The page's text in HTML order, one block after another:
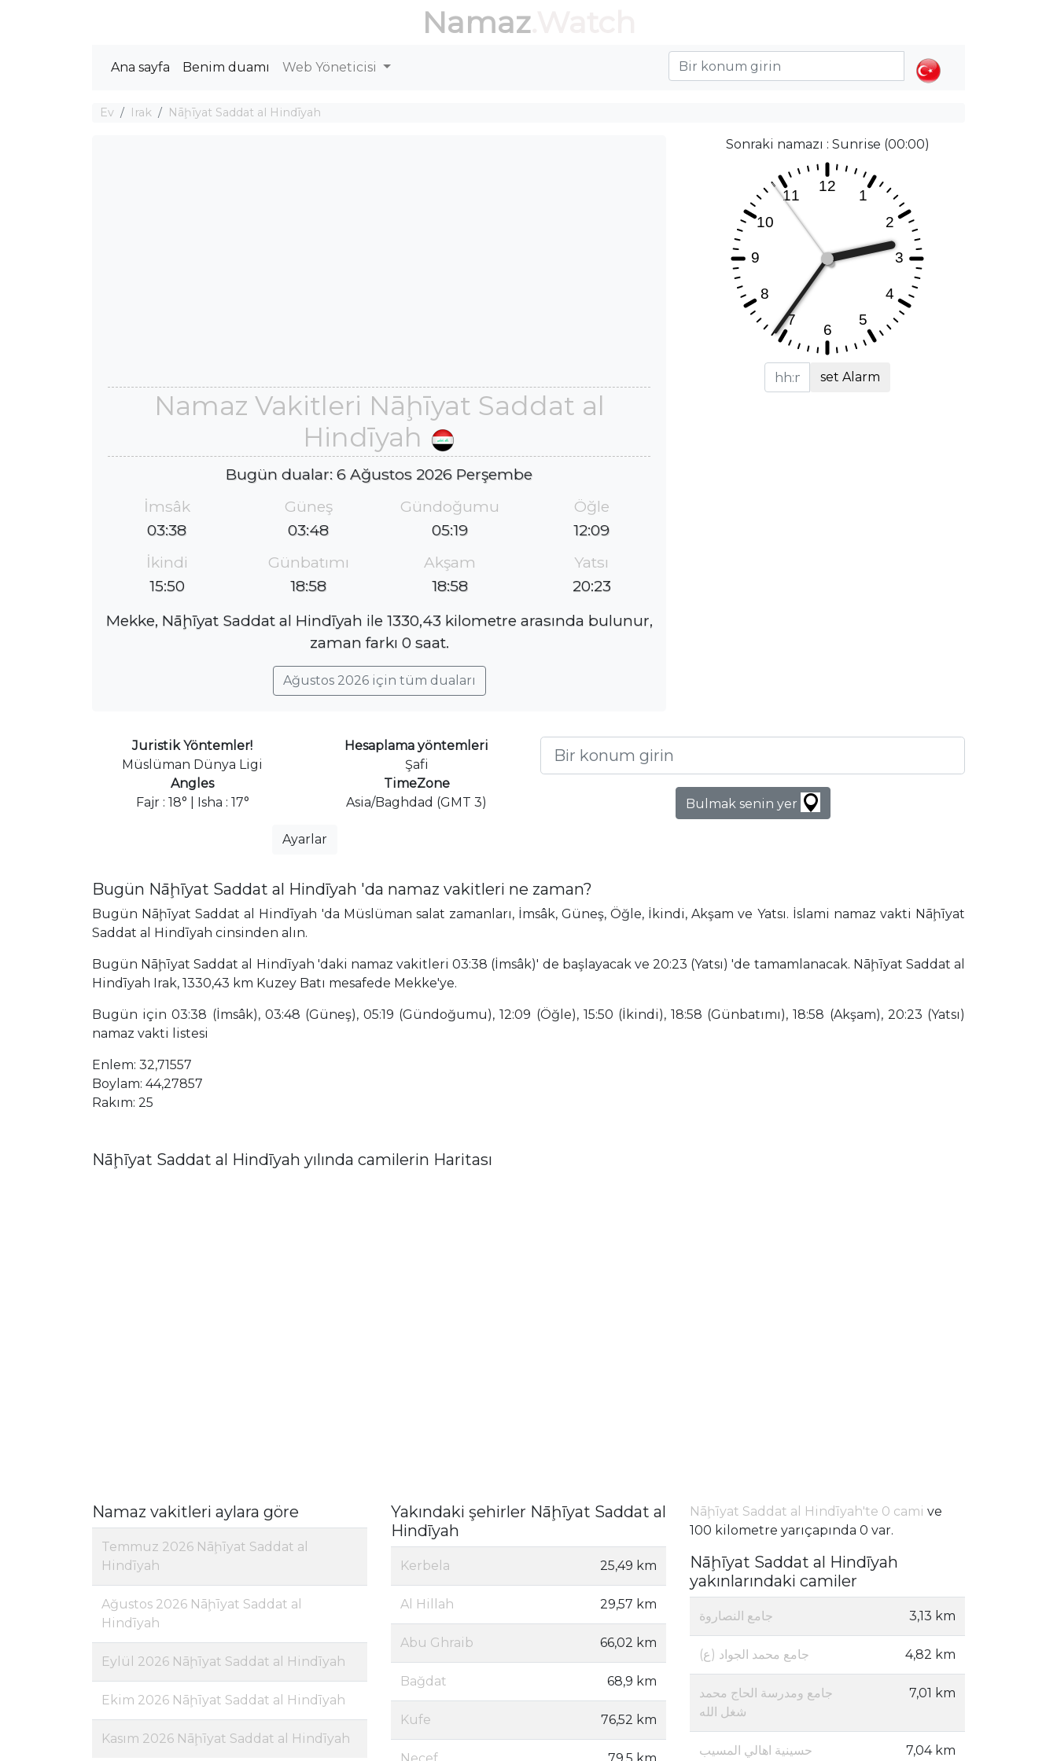
Namaz.Watch
Ana sayfa Benim duamı Web Yöneticisi
Ev Irak Nāḩīyat Saddat al Hindīyah
Namaz Vakitleri Nāḩīyat Saddat al
Hindīyah
Bugün dualar: 6 Ağustos 2026 Perşembe
İmsâk
03:38
Güneş
03:48
Gündoğumu
05:19
Öğle
12:09
İkindi
15:50
Günbatımı
18:58
Akşam
18:58
Yatsı
20:23
Mekke, Nāḩīyat Saddat al Hindīyah ile 1330,43 kilometre arasında bulunur,
zaman farkı 0 saat.
Ağustos 2026 için tüm duaları
Sonraki namazı : Sunrise (00:00)
set Alarm
Juristik Yöntemler!
Müslüman Dünya Ligi
Hesaplama yöntemleri
Şafi
Angles
Fajr : 18° | Isha : 17°
TimeZone
Asia/Baghdad (GMT 3)
Ayarlar
Bulmak senin yer
Bugün Nāḩīyat Saddat al Hindīyah 'da namaz vakitleri ne zaman?
Bugün Nāḩīyat Saddat al Hindīyah 'da Müslüman salat zamanları, İmsâk, Güneş, Öğle, İkindi, Akşam ve Yatsı. İslami namaz vakti Nāḩīyat
Saddat al Hindīyah cinsinden alın.
Bugün Nāḩīyat Saddat al Hindīyah 'daki namaz vakitleri 03:38 (İmsâk)' de başlayacak ve 20:23 (Yatsı) 'de tamamlanacak. Nāḩīyat Saddat al
Hindīyah Irak, 1330,43 km Kuzey Batı mesafede Mekke'ye.
Bugün için 03:38 (İmsâk), 03:48 (Güneş), 05:19 (Gündoğumu), 12:09 (Öğle), 15:50 (İkindi), 18:58 (Günbatımı), 18:58 (Akşam), 20:23 (Yatsı)
namaz vakti listesi
Enlem: 32,71557
Boylam: 44,27857
Rakım: 25
Nāḩīyat Saddat al Hindīyah yılında camilerin Haritası
Namaz vakitleri aylara göre
Temmuz 2026 Nāḩīyat Saddat al
Hindīyah
Ağustos 2026 Nāḩīyat Saddat al
Hindīyah
Eylül 2026 Nāḩīyat Saddat al Hindīyah
Ekim 2026 Nāḩīyat Saddat al Hindīyah
Kasım 2026 Nāḩīyat Saddat al Hindīyah
Yakındaki şehirler Nāḩīyat Saddat al
Hindīyah
Kerbela 25,49 km
Al Hillah 29,57 km
Abu Ghraib 66,02 km
Bağdat 68,9 km
Kufe 76,52 km
Necef 79,5 km
Nāḩīyat Saddat al Hindīyah'te 0 cami ve
100 kilometre yarıçapında 0 var.
Nāḩīyat Saddat al Hindīyah
yakınlarındaki camiler
جامع النصاروة 3,13 km
جامع محمد الجواد (ع) 4,82 km
جامع ومدرسة الحاج محمد
شغل الله
7,01 km
حسينية اهالي المسيب 7,04 km